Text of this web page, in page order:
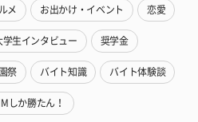
メ お出かけ・イベント 恋愛
学生インタビュー 奨学金
祭 バイト知識 バイト体験談
しか勝たん！